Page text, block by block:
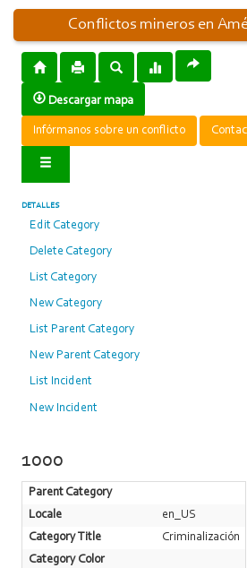
Conflictos mineros en
Descargar mapa
Infórmanos sobre un conflicto
DETALLES
Edit Category
Delete Category
List Category
New Category
List Parent Category
New Parent Category
List Incident
New Incident
1000
Parent Category
Locale
en_US
Category Title
Criminalización
Category Color